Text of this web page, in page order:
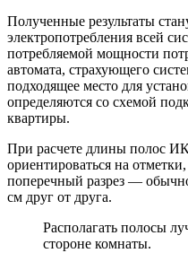
Полученные результаты
электропотребления всей
потребляемой мощности
автомата, страхующего
подходящее место для
определяются со схемой
квартиры.
При расчете длины полос
ориентироваться на
поперечный разрез —
см друг от друга.
Располагать полосы
стороне комнаты.